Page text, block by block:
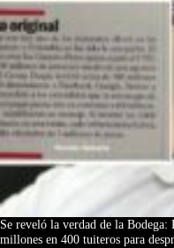
Se reveló la verdad de la Bodega:
millones en 400 tuiteros para